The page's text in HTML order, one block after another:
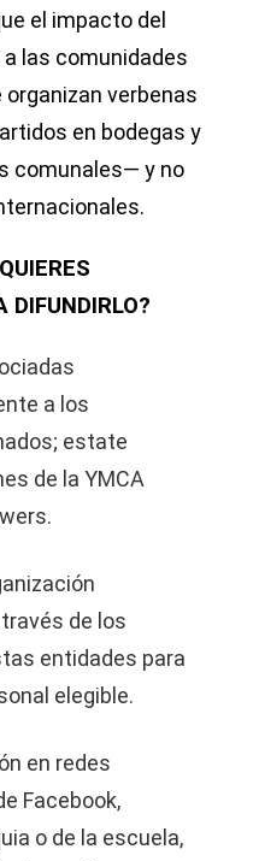
el impacto del
las comunidades
verbenas
en bodegas y
comunales— y no
DIFUNDIRLO?
a los
estate
de la YMCA
de los
entidades para
elegible.
en redes
Facebook,
o de la escuela,